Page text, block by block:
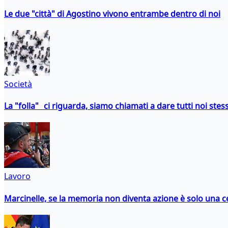
Le due "città" di Agostino vivono entrambe dentro di noi
Società
La "folla" ci riguarda, siamo chiamati a dare tutti noi
Lavoro
Marcinelle, se la memoria non diventa azione è solo una